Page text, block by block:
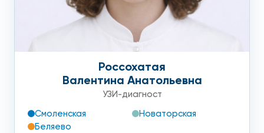
Россохатая
Валентина Анатольевна
УЗИ-диагност
Смоленская
Новаторская
Беляево